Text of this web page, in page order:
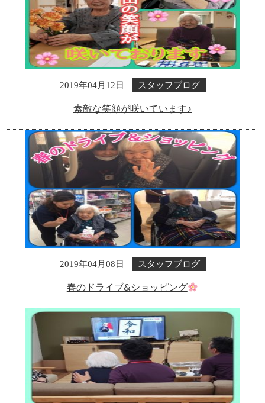
2019年04月12日 スタッフブログ
素敵な笑顔が咲いています♪
2019年04月08日 スタッフブログ
春のドライブ&ショッピング